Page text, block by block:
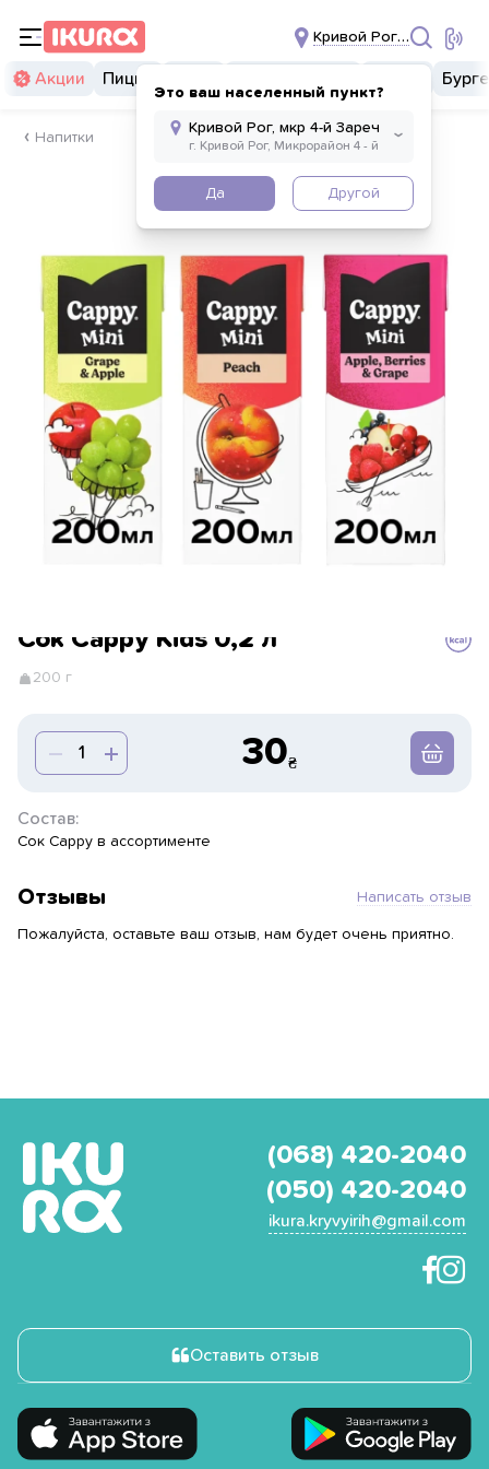
Кривой Рог, мкр 4-й
Это ваш населенный пункт?
Да Другой
Акции Пицца
Напитки
Сок Cappy Kids 0,2 л
200 г
30
Состав:
Сок Cappy в ассортименте
Отзывы Написать отзыв
Пожалуйста, оставьте ваш отзыв, нам будет очень приятно.
(068) 420-2040
(050) 420-2040
ikura.kryvyirih@gmail.com
Оставить отзыв